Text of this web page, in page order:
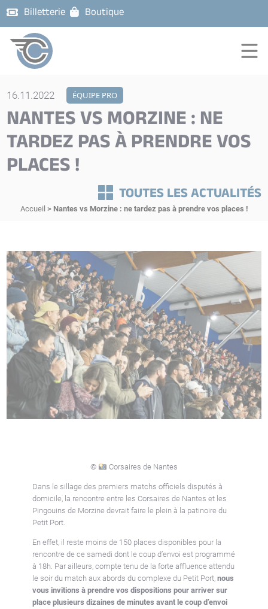
Billetterie Boutique
16.11.2022 ÉQUIPE PRO
NANTES VS MORZINE : NE
TARDEZ PAS À PRENDRE VOS
PLACES !
TOUTES LES ACTUALITÉS
Accueil > Nantes vs Morzine : ne tardez pas à prendre vos places !
© Corsaires de Nantes
Dans le sillage des premiers matchs officiels disputés à
domicile, la rencontre entre les Corsaires de Nantes et les
Pingouins de Morzine devrait faire le plein à la patinoire du
Petit Port.
En effet, il reste moins de 150 places disponibles pour la
rencontre de ce samedi dont le coup d’envoi est programmé
à 18h. Par ailleurs, compte tenu de la forte affluence attendu
le soir du match aux abords du complexe du Petit Port, nous
vous invitions à prendre vos dispositions pour arriver sur
place plusieurs dizaines de minutes avant le coup d’envoi